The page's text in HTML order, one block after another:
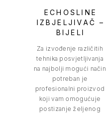
ECHOSLINE
IZBJELJIVAČ –
BIJELI
Za izvođenje različitih
tehnika posvjetljivanja
na najbolji mogući način
potreban je
profesionalni proizvod
koji vam omogućuje
postizanje željenog